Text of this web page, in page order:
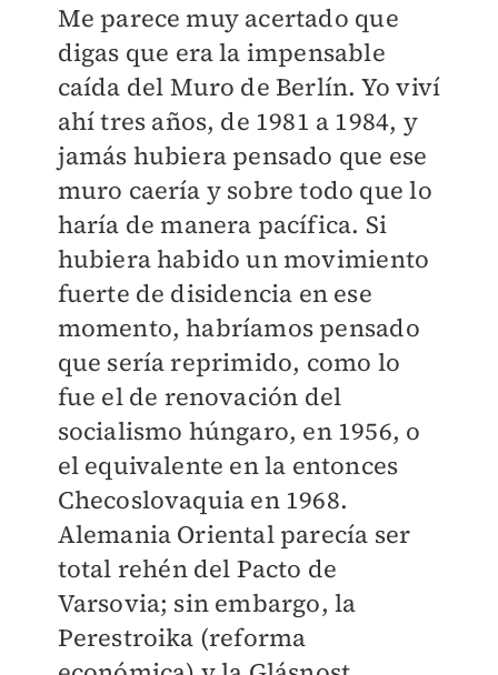
Me parece muy acertado que
digas que era la impensable
caída del Muro de Berlín. Yo viví
ahí tres años, de 1981 a 1984, y
jamás hubiera pensado que ese
muro caería y sobre todo que lo
haría de manera pacífica. Si
hubiera habido un movimiento
fuerte de disidencia en ese
momento, habríamos pensado
que sería reprimido, como lo
fue el de renovación del
socialismo húngaro, en 1956, o
el equivalente en la entonces
Checoslovaquia en 1968.
Alemania Oriental parecía ser
total rehén del Pacto de
Varsovia; sin embargo, la
Perestroika (reforma